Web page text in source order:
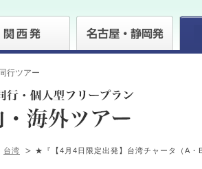
行ツアー
台湾 ★『【4月4日限定出発】台湾チャータ（A